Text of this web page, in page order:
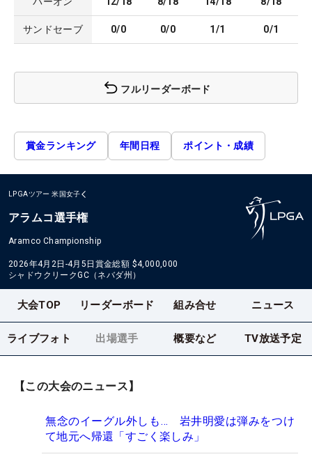
サンドセーブ 0/0 0/0 1/1 0/1
フルリーダーボード
賞金ランキング 年間日程 ポイント・成績
LPGAツアー 米国女子
アラムコ選手権
Aramco Championship
2026年4月2日-4月5日 賞金総額 $4,000,000
シャドウクリークGC（ネバダ州）
大会TOP リーダーボード 組み合せ ニュース
ライブフォト 出場選手 概要など TV放送予定
【この大会のニュース】
無念のイーグル外しも… 岩井明愛は弾みをつけ
て地元へ帰還「すごく楽しみ」